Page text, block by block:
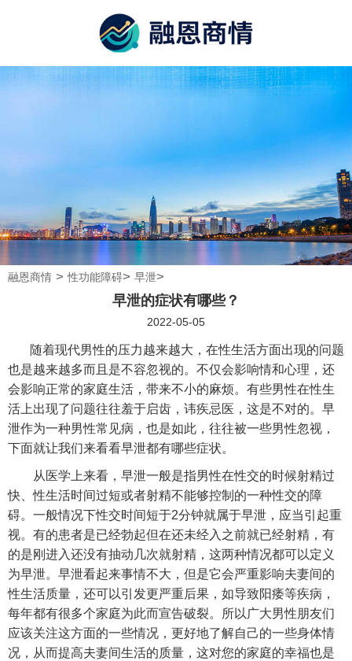
融恩商情 >性功能障碍> 早泄>
早泄的症状有哪些？
2022-05-05
随着现代男性的压力越来越大，在性生活方面出现的问题
也是越来越多而且是不容忽视的。不仅会影响情和心理，还
会影响正常的家庭生活，带来不小的麻烦。有些男性在性生
活上出现了问题往往羞于启齿，讳疾忌医，这是不对的。早
泄作为一种男性常见病，也是如此，往往被一些男性忽视，
下面就让我们来看看早泄都有哪些症状。
从医学上来看，早泄一般是指男性在性交的时候射精过
快、性生活时间过短或者射精不能够控制的一种性交的障
碍。一般情况下性交时间短于2分钟就属于早泄，应当引起重
视。有的患者是已经勃起但在还未经入之前就已经射精，有
的是刚进入还没有抽动几次就射精，这两种情况都可以定义
为早泄。早泄看起来事情不大，但是它会严重影响夫妻间的
性生活质量，还可以引发更严重后果，如导致阳痿等疾病，
每年都有很多个家庭为此而宣告破裂。所以广大男性朋友们
应该关注这方面的一些情况，更好地了解自己的一些身体情
况，从而提高夫妻间生活的质量，这对您的家庭的幸福也是